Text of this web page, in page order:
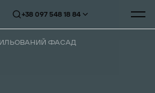
+38 097 548 18 84
ФАСАД